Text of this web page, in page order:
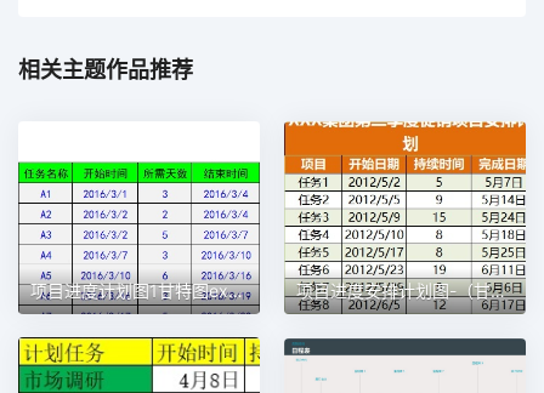
相关主题作品推荐
项目进度计划图1甘特图excel模板 项目进度安排计划图-（甘特图）1甘特图excel模板